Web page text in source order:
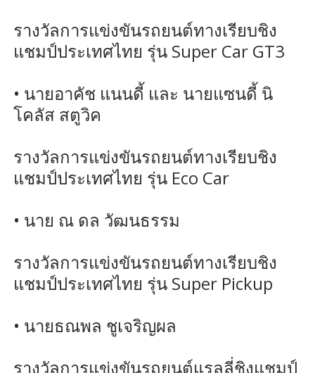
รางวัลการแข่งขันรถยนต์ทางเรียบชิง
แชมป์ประเทศไทย รุ่น Super Car GT3
• นายอาคัช แนนดี้ และ นายแซนดี้ นิ
โคลัส สตูวิค
รางวัลการแข่งขันรถยนต์ทางเรียบชิง
แชมป์ประเทศไทย รุ่น Eco Car
• นาย ณ ดล วัฒนธรรม
รางวัลการแข่งขันรถยนต์ทางเรียบชิง
แชมป์ประเทศไทย รุ่น Super Pickup
• นายธณพล ชูเจริญผล
รางวัลการแข่งขันรถยนต์แรลลี่ชิงแชมป์